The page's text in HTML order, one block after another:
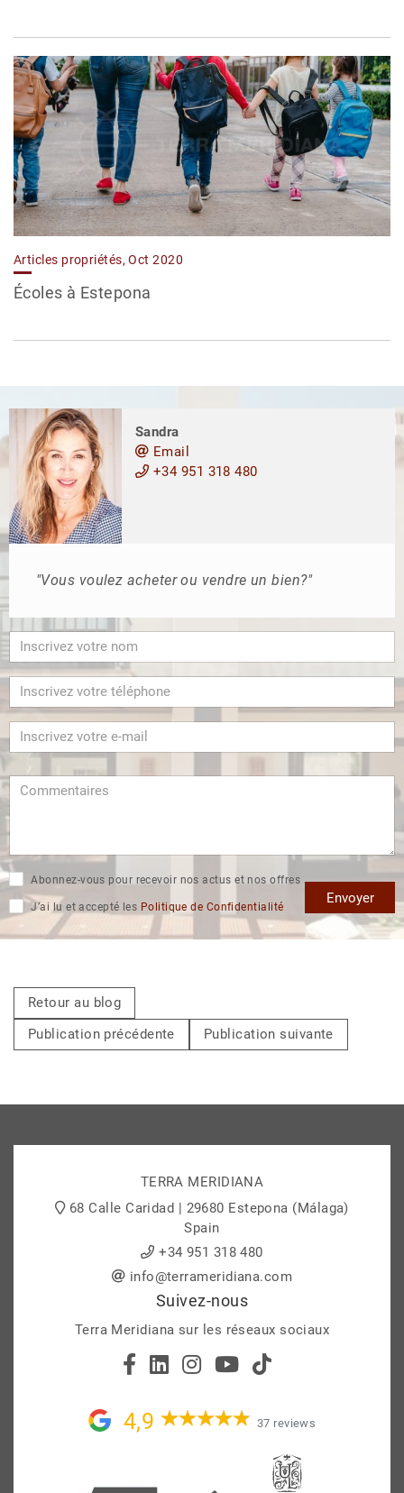
Articles propriétés, Oct 2020
Écoles à Estepona
Sandra
Email
+34 951 318 480
"Vous voulez acheter ou vendre un bien?"
Abonnez-vous pour recevoir nos actus et nos offres
J’ai lu et accepté les Politique de Confidentialité
Envoyer
Retour au blog
Publication précédente
Publication suivante
TERRA MERIDIANA
68 Calle Caridad | 29680 Estepona (Málaga)
Spain
+34 951 318 480
info@terrameridiana.com
Suivez-nous
Terra Meridiana sur les réseaux sociaux
4,9 37 reviews